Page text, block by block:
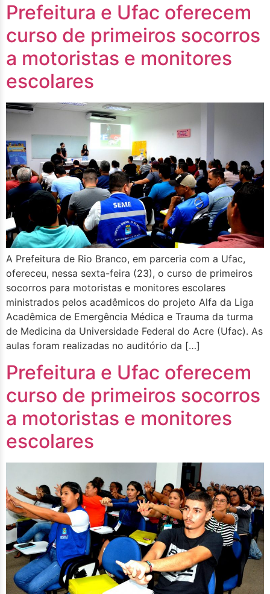
Prefeitura e Ufac oferecem
curso de primeiros socorros
a motoristas e monitores
escolares
A Prefeitura de Rio Branco, em parceria com a Ufac,
ofereceu, nessa sexta-feira (23), o curso de primeiros
socorros para motoristas e monitores escolares
ministrados pelos acadêmicos do projeto Alfa da Liga
Acadêmica de Emergência Médica e Trauma da turma
de Medicina da Universidade Federal do Acre (Ufac). As
aulas foram realizadas no auditório da […]
Prefeitura e Ufac oferecem
curso de primeiros socorros
a motoristas e monitores
escolares